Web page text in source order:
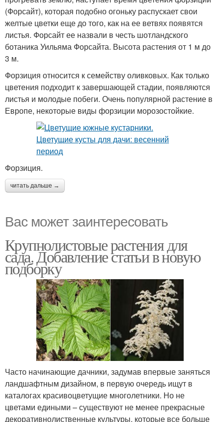
(Форсайт), которая подобно огоньку распускает свои
желтые цветки еще до того, как на ее ветвях появятся
листья. Форсайт ее назвали в честь шотландского
ботаника Уильяма Форсайта. Высота растения от 1 м до
3 м.
Форзиция относится к семейству оливковых. Как только
цветения подходит к завершающей стадии, появляются
листья и молодые побеги. Очень популярной растение в
Европе, некоторые виды форзиции морозостойкие.
Форзиция.
читать дальше →
Вас может заинтересовать
Крупнолистовые растения для
сада. Добавление статьи в новую
подборку
Часто начинающие дачники, задумав впервые заняться
ландшафтным дизайном, в первую очередь ищут в
каталогах красивоцветущие многолетники. Но не
цветами едиными – существуют не менее прекрасные
декоративнолиственные культуры, которые все больше